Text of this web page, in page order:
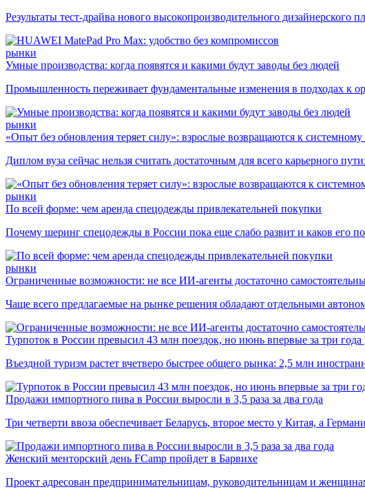
Результаты тест-драйва нового высокопроизводительного дизайнерского
рынки
Умные производства: когда появятся и какими будут заводы без людей
Промышленность переживает фундаментальные изменения в подходах к
рынки
«Опыт без обновления теряет силу»: взрослые возвращаются к
Диплом вуза сейчас нельзя считать достаточным для всего карьерного
рынки
По всей форме: чем аренда спецодежды привлекательней покупки
Почему шеринг спецодежды в России пока еще слабо развит и каков его
рынки
Ограниченные возможности: не все ИИ-агенты достаточно
Чаще всего предлагаемые на рынке решения обладают отдельными
Турпоток в России превысил 43 млн поездок, но июнь впервые за три
Въездной туризм растет вчетверо быстрее общего рынка: 2,5 млн
Продажи импортного пива в России выросли в 3,5 раза за два года
Три четверти ввоза обеспечивает Беларусь, второе место у Китая, а
Женский менторский день FCamp пройдет в Барвихе
Проект адресован предпринимательницам, руководительницам и